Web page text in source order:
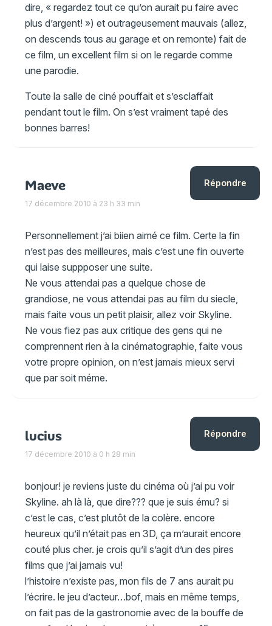
dire, « regardez tout ce qu’on aurait pu faire avec
plus d’argent! ») et outrageusement mauvais (allez,
on descends tous au garage et on remonte) fait de
ce film, un excellent film si on le regarde comme
une parodie.
Toute la salle de ciné pouffait et s’esclaffait
pendant tout le film. On s’est vraiment tapé des
bonnes barres!
Maeve
17 décembre 2010 à 23 h 33 min
Personnellement j’ai biien aimé ce film. Certe la fin
n’est pas des meilleures, mais c’est une fin ouverte
qui laise suppposer une suite.
Ne vous attendai pas a quelque chose de
grandiose, ne vous attendai pas au film du siecle,
mais faite vous un petit plaisir, allez voir Skyline.
Ne vous fiez pas aux critique des gens qui ne
comprennent rien à la cinématographie, faite vous
votre propre opinion, on n’est jamais mieux servi
que par soit méme.
Répondre
lucius
17 décembre 2010 à 0 h 28 min
bonjour! je reviens juste du cinéma où j’ai pu voir
Skyline. ah là là, que dire??? que je suis ému? si
c’est le cas, c’est plutôt de la colère. encore
heureux qu’il n’était pas en 3D, ça m’aurait encore
couté plus cher. je crois qu’il s’agit d’un des pires
films que j’ai jamais vu!
l’histoire n’existe pas, mon fils de 7 ans aurait pu
l’écrire. le jeu d’acteur…bof, mais en même temps,
on fait pas de la gastronomie avec de la bouffe de
Répondre